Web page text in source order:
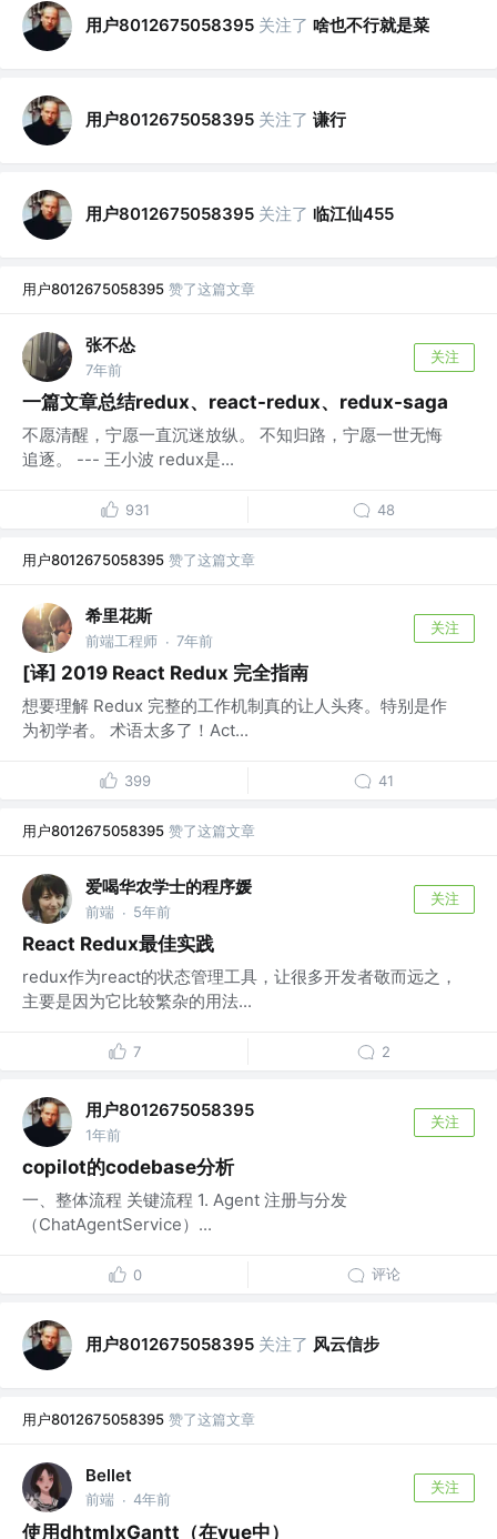
用户8012675058395 关注了 啥也不行就是菜
用户8012675058395 关注了 谦行
用户8012675058395 关注了 临江仙455
用户8012675058395 赞了这篇文章
张不怂
7年前
关注
一篇文章总结redux、react-redux、redux-saga
不愿清醒，宁愿一直沉迷放纵。 不知归路，宁愿一世无悔
追逐。 --- 王小波 redux是...
931 48
用户8012675058395 赞了这篇文章
希里花斯
前端工程师 · 7年前
关注
[译] 2019 React Redux 完全指南
想要理解 Redux 完整的工作机制真的让人头疼。特别是作
为初学者。 术语太多了！Act...
399 41
用户8012675058395 赞了这篇文章
爱喝华农学士的程序媛
前端 · 5年前
关注
React Redux最佳实践
redux作为react的状态管理工具，让很多开发者敬而远之，
主要是因为它比较繁杂的用法...
7 2
用户8012675058395
1年前
关注
copilot的codebase分析
一、整体流程 关键流程 1. Agent 注册与分发
（ChatAgentService）...
0 评论
用户8012675058395 关注了 风云信步
用户8012675058395 赞了这篇文章
Bellet
前端 · 4年前
关注
使用dhtmlxGantt（在vue中）